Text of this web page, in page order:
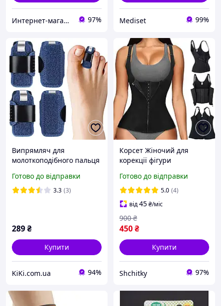
Интернет-магазин "Ecopoint" 97% Mediset 99%
Випрямляч для
молоткоподібного пальця
шина на палець
Готово до відправки
3.3 (3)
289₴
Купити
KiKi.com.ua 94%
Корсет Жіночий для
корекції фігури
ефектом сауни Мадонна
Готово до відправки
5.0 (4)
від45₴/міс
450₴
900 ₴
Купити
Shchitky 97%